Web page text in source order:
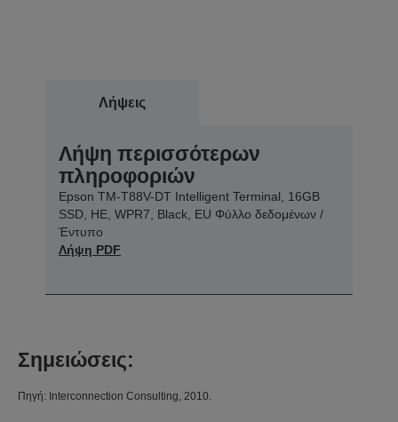
Λήψεις
Λήψη περισσότερων
πληροφοριών
Epson TM-T88V-DT Intelligent Terminal, 16GB
SSD, HE, WPR7, Black, EU Φύλλο δεδομένων /
Έντυπο
Λήψη PDF
Σημειώσεις:
Πηγή: Interconnection Consulting, 2010.